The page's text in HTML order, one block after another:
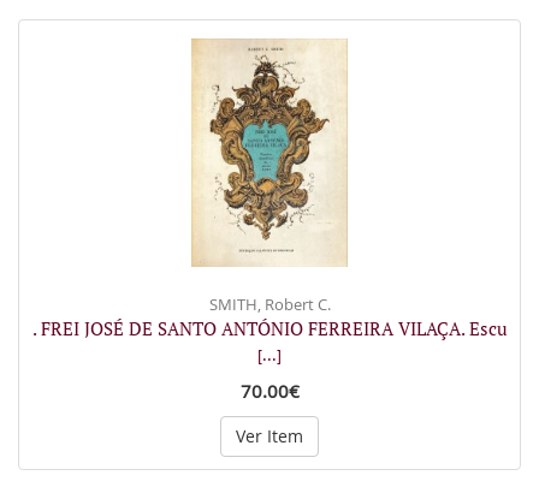
SMITH, Robert C.
. FREI JOSÉ DE SANTO ANTÓNIO FERREIRA VILAÇA. Escu
[...]
70.00€
Ver Item